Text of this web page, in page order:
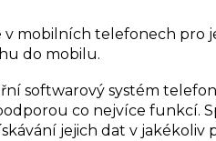
v mobilních telefonech
do mobilu.
softwarový systém
co nejvíce funkcí.
jejich dat v